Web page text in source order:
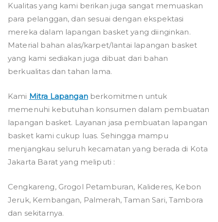
Kualitas yang kami berikan juga sangat memuaskan
para pelanggan, dan sesuai dengan ekspektasi
mereka dalam lapangan basket yang diinginkan.
Material bahan alas/karpet/lantai lapangan basket
yang kami sediakan juga dibuat dari bahan
berkualitas dan tahan lama.
Kami Mitra Lapanganberkomitmen untuk
memenuhi kebutuhan konsumen dalam pembuatan
lapangan basket. Layanan jasa pembuatan lapangan
basket kami cukup luas. Sehingga mampu
menjangkau seluruh kecamatan yang berada di Kota
Jakarta Barat yang meliputi :
Cengkareng, Grogol Petamburan, Kalideres, Kebon
Jeruk, Kembangan, Palmerah, Taman Sari, Tambora
dan sekitarnya.